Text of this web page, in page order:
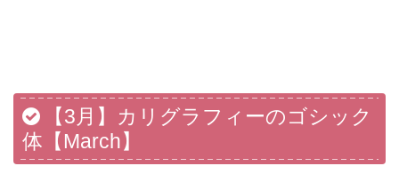
【3月】カリグラフィーのゴシック
体【March】